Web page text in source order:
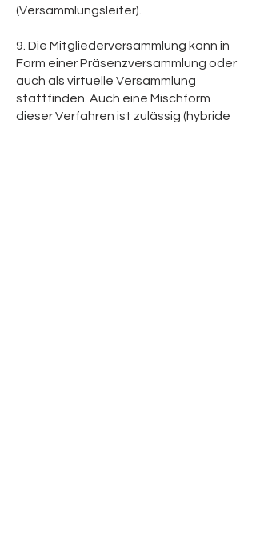
(Versammlungsleiter).
9. Die Mitgliederversammlung kann in
Form einer Präsenzversammlung oder
auch als virtuelle Versammlung
stattfinden. Auch eine Mischform
dieser Verfahren ist zulässig (hybride